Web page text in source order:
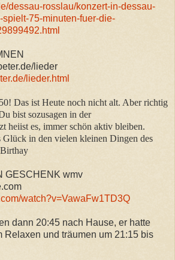
dessau-rosslau/konzert-in-dessau-
75-minuten-fuer-die-
lieder
lieder.html
Das ist Heute noch nicht alt. Aber richtig
bist sozusagen in der
heiist es, immer schön aktiv bleiben.
Glück in den vielen kleinen Dingen des
GESCHENK wmv
watch?v=VawaFw1TD3Q
dann 20:45 nach Hause, er hatte
Relaxen und träumen um 21:15 bis